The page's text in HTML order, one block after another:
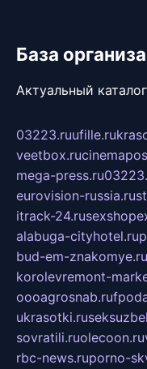
База
Актуальный
03223.ruufille.ru
veetbox.ru
mega-press.ru
eurovision-russia.ru
itrack-24.ru
alabuga-cityhotel.ru
bud-em-znakomye.ru
korolevremont-
oooagrosnab.ru
ukrasotki.ru
sovratili.ruolecoon.ru
rbc-news.ruporno-